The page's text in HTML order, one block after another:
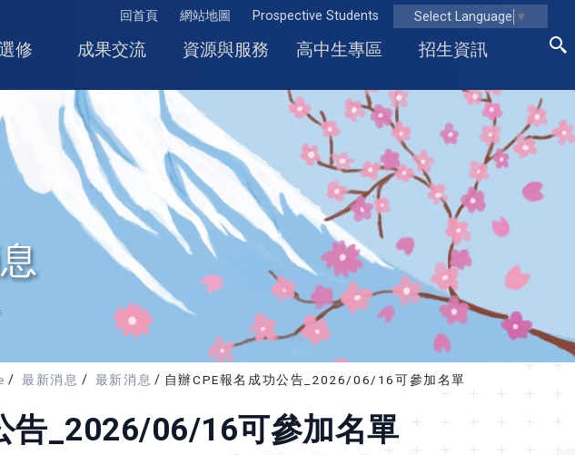
回首頁 網站地圖 Prospective Students Select Language ▼
修 成果交流 資源與服務 高中生專區 招生資訊
最新消息 最新消息 自辦CPE報名成功公告_2026/06/16可參加名單
告_2026/06/16可參加名單